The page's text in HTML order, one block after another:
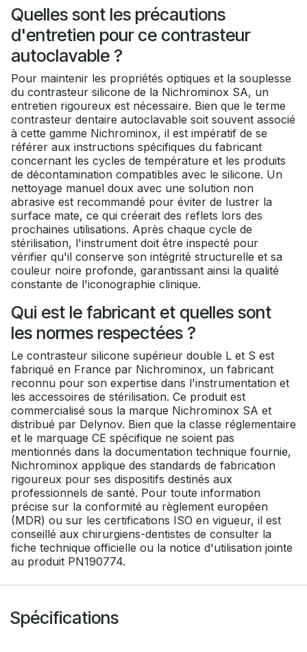
Quelles sont les précautions
d'entretien pour ce contrasteur
autoclavable ?
Pour maintenir les propriétés optiques et la souplesse
du contrasteur silicone de la Nichrominox SA, un
entretien rigoureux est nécessaire. Bien que le terme
contrasteur dentaire autoclavable soit souvent associé
à cette gamme Nichrominox, il est impératif de se
référer aux instructions spécifiques du fabricant
concernant les cycles de température et les produits
de décontamination compatibles avec le silicone. Un
nettoyage manuel doux avec une solution non
abrasive est recommandé pour éviter de lustrer la
surface mate, ce qui créerait des reflets lors des
prochaines utilisations. Après chaque cycle de
stérilisation, l'instrument doit être inspecté pour
vérifier qu'il conserve son intégrité structurelle et sa
couleur noire profonde, garantissant ainsi la qualité
constante de l'iconographie clinique.
Qui est le fabricant et quelles sont
les normes respectées ?
Le contrasteur silicone supérieur double L et S est
fabriqué en France par Nichrominox, un fabricant
reconnu pour son expertise dans l'instrumentation et
les accessoires de stérilisation. Ce produit est
commercialisé sous la marque Nichrominox SA et
distribué par Delynov. Bien que la classe réglementaire
et le marquage CE spécifique ne soient pas
mentionnés dans la documentation technique fournie,
Nichrominox applique des standards de fabrication
rigoureux pour ses dispositifs destinés aux
professionnels de santé. Pour toute information
précise sur la conformité au règlement européen
(MDR) ou sur les certifications ISO en vigueur, il est
conseillé aux chirurgiens-dentistes de consulter la
fiche technique officielle ou la notice d'utilisation jointe
au produit PN190774.
Spécifications